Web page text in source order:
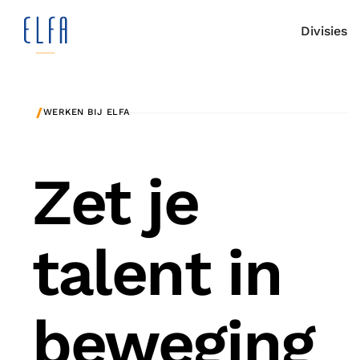
Divisies
/WERKEN BIJ ELFA
Zet je
talent in
beweging